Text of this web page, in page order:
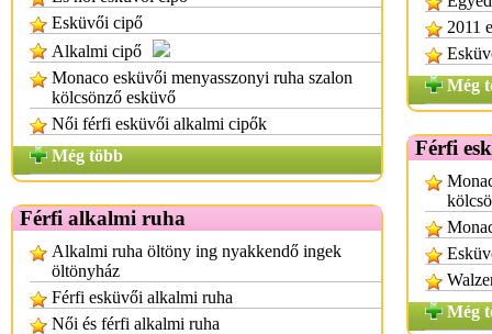
Esküvői cipő
Alkalmi cipő
Monaco esküvői menyasszonyi ruha szalon
kölcsönző esküvő
Női férfi esküvői alkalmi cipők
Még több
Férfi alkalmi ruha
Alkalmi ruha öltöny ing nyakkendő ingek
öltönyház
Férfi esküvői alkalmi ruha
Női és férfi alkalmi ruha
2011
Még
Férfi
Még